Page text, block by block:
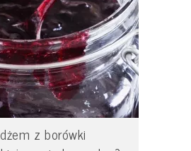
z borówki